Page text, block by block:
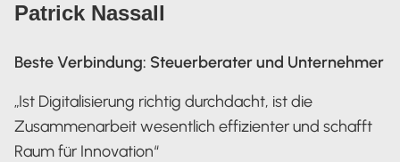
Patrick Nassall
Beste Verbindung: Steuerberater und Unternehmer
„Ist Digitalisierung richtig durchdacht, ist die
Zusammenarbeit wesentlich effizienter und schafft
Raum für Innovation“